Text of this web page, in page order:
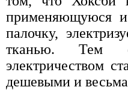
применяющуюся
палочку,
тканью. Тем
электричеством
дешевыми и